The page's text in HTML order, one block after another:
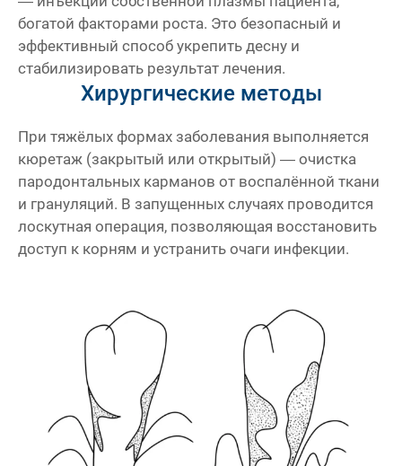
богатой факторами роста. Это безопасный и
эффективный способ укрепить десну и
стабилизировать результат лечения.
Хирургические методы
При тяжёлых формах заболевания выполняется
кюретаж (закрытый или открытый) — очистка
пародонтальных карманов от воспалённой ткани
и грануляций. В запущенных случаях проводится
лоскутная операция, позволяющая восстановить
доступ к корням и устранить очаги инфекции.